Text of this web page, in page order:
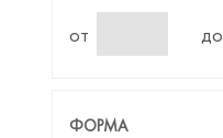
Boss
от до
ФОРМА